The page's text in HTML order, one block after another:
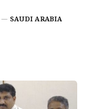
SAUDI ARABIA